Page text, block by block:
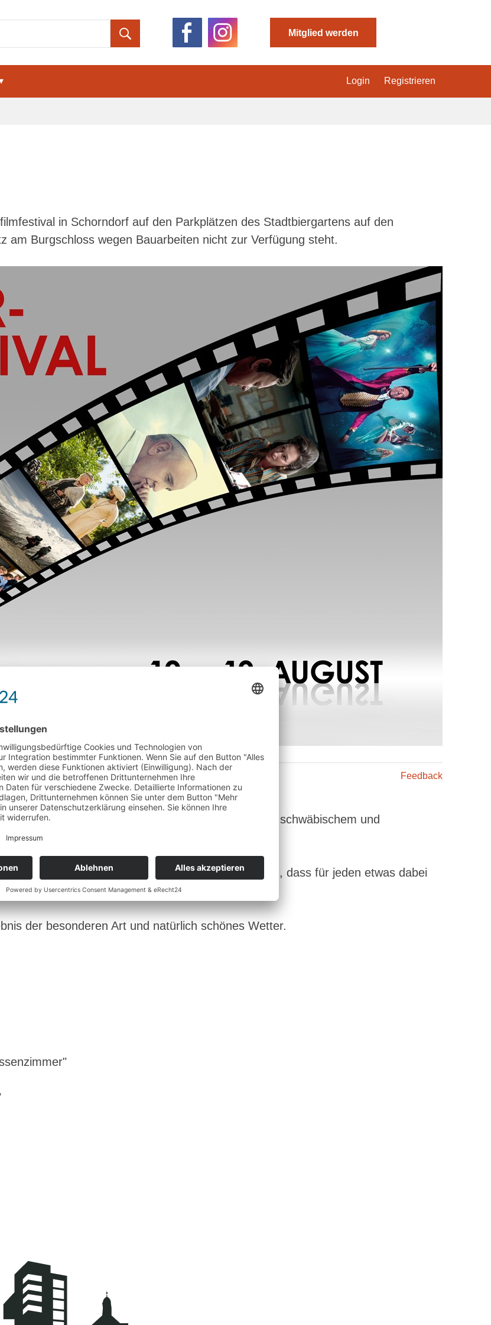
Mitglied werden
Login Registrieren
in Schorndorf auf den Parkplätzen des Stadtbiergartens auf den
am Burgschloss wegen Bauarbeiten nicht zur Verfügung steht.
Feedback
der mit seinem vielseitigen Angebot an schwäbischem und
Getränken den Abend im Open-Air-Kino begleitet.
haben wir die Filme ausgesucht und wir denken, dass für jeden etwas dabei
der besonderen Art und natürlich schönes Wetter.